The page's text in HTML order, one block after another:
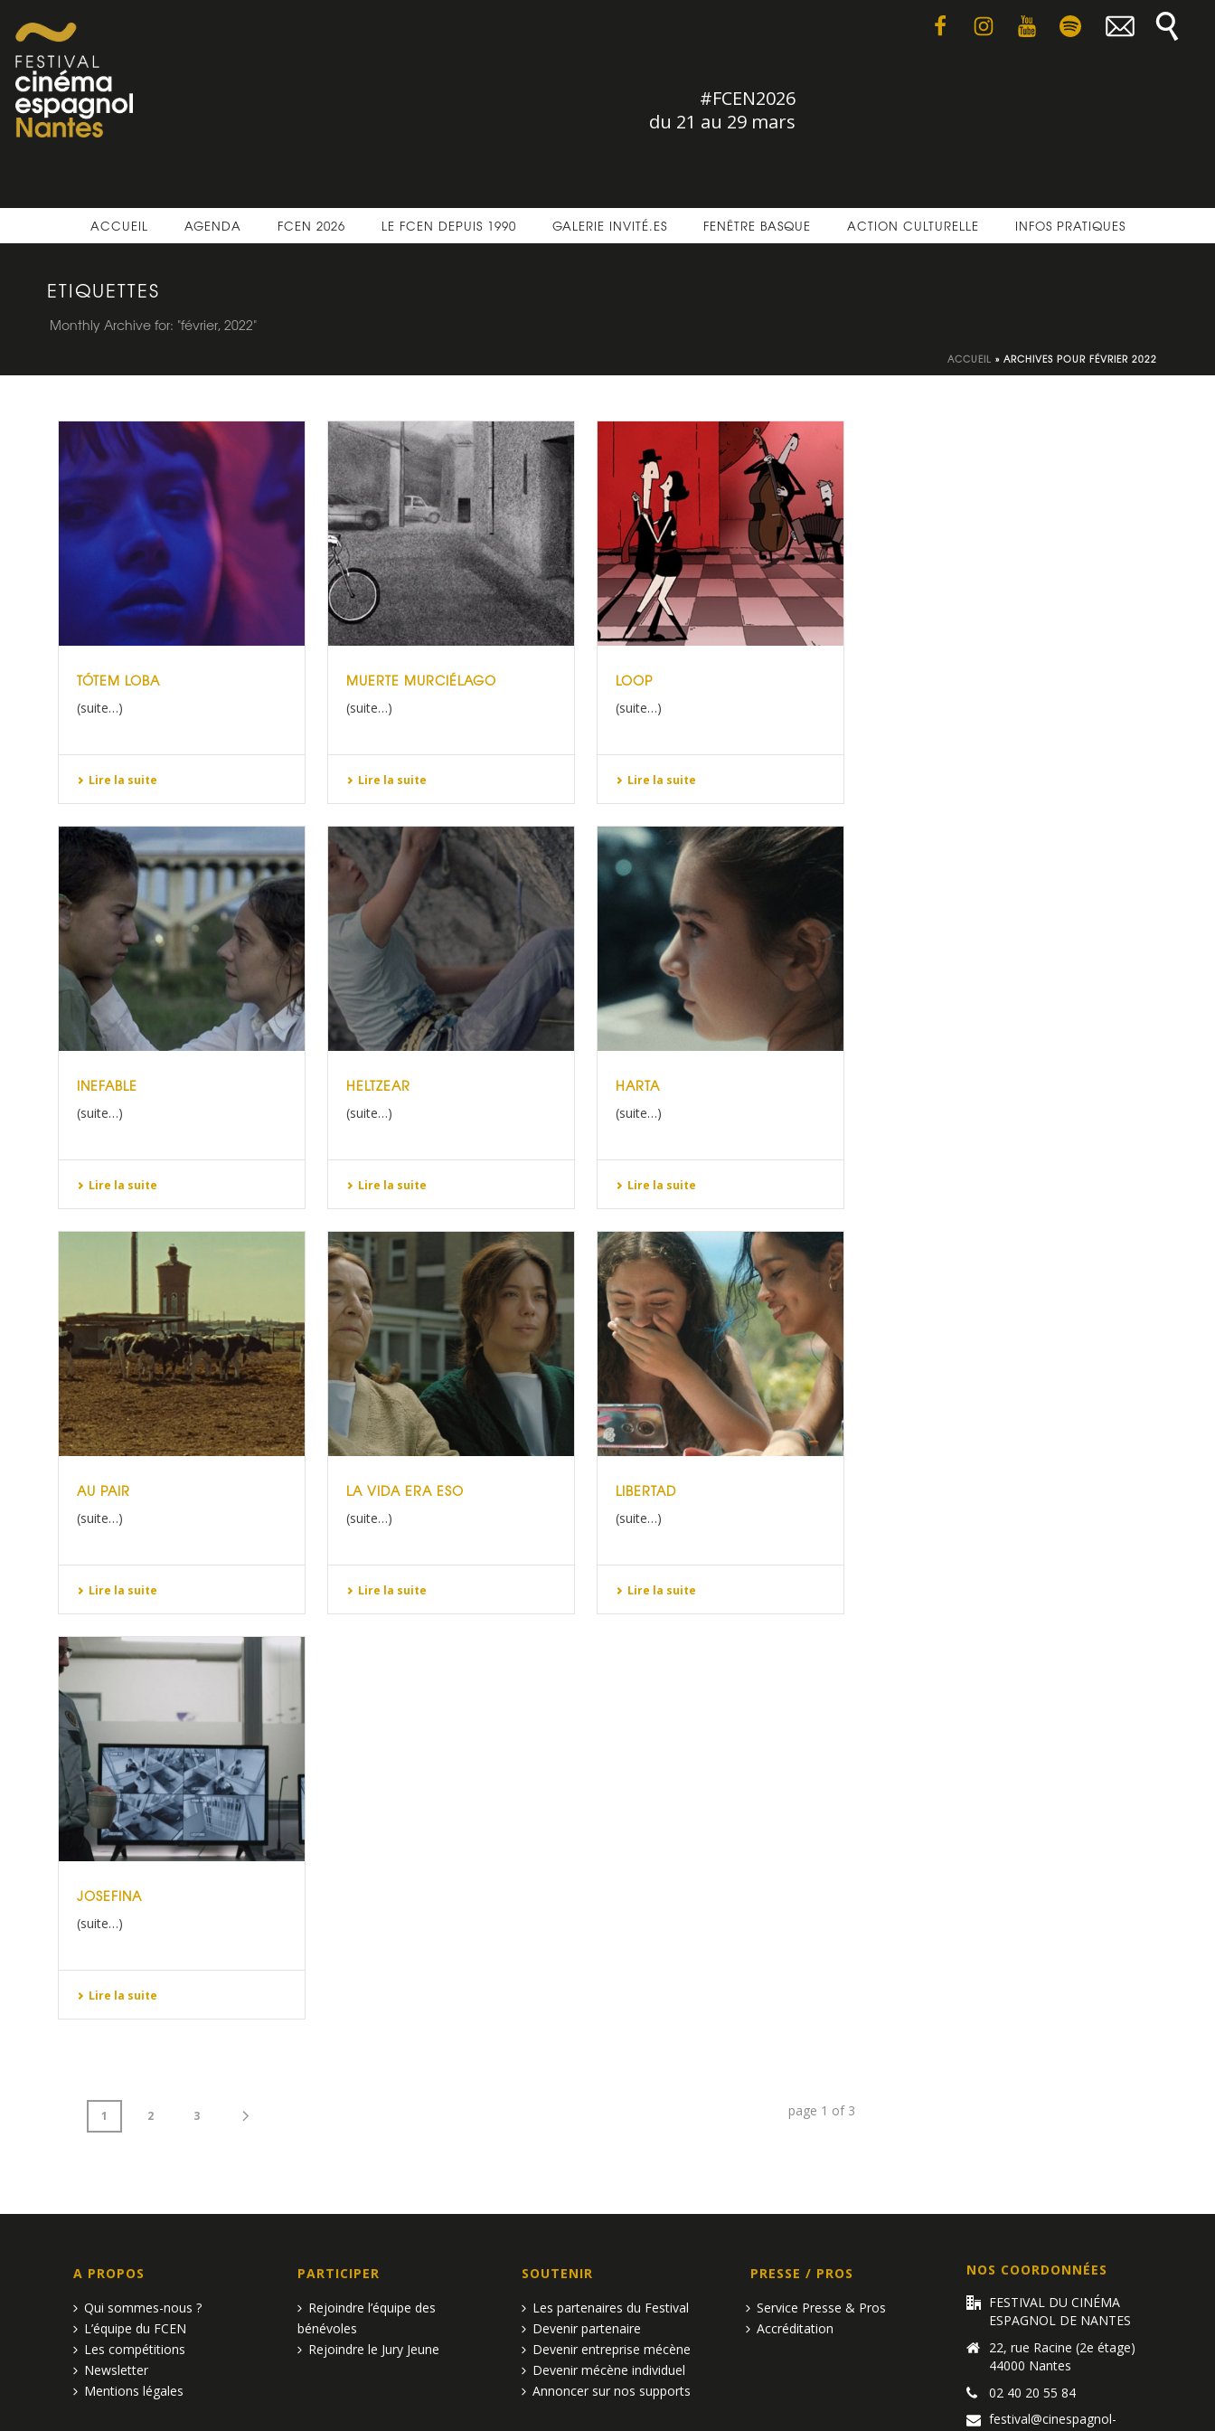
#FCEN2026
du 21 au 29 mars
ACCUEIL AGENDA FCEN 2026 LE FCEN DEPUIS 1990 GALERIE INVITÉ.ES FENÊTRE BASQUE ACTION CULTURELLE INFOS PRATIQUES
ETIQUETTES
Monthly Archive for: "février, 2022"
ACCUEIL » ARCHIVES POUR FÉVRIER 2022
TÓTEM LOBA
(suite…)
Lire la suite
MUERTE MURCIÉLAGO
(suite…)
Lire la suite
LOOP
(suite…)
Lire la suite
INEFABLE
(suite…)
Lire la suite
HELTZEAR
(suite…)
Lire la suite
HARTA
(suite…)
Lire la suite
AU PAIR
(suite…)
Lire la suite
LA VIDA ERA ESO
(suite…)
Lire la suite
LIBERTAD
(suite…)
Lire la suite
JOSEFINA
(suite…)
Lire la suite
1 2 3 page 1 of 3
A PROPOS
Qui sommes-nous ?
L’équipe du FCEN
Les compétitions
Newsletter
Mentions légales
PARTICIPER
Rejoindre l’équipe des
bénévoles
Rejoindre le Jury Jeune
SOUTENIR
Les partenaires du Festival
Devenir partenaire
Devenir entreprise mécène
Devenir mécène individuel
Annoncer sur nos supports
PRESSE / PROS
Service Presse & Pros
Accréditation
NOS COORDONNÉES
FESTIVAL DU CINÉMA
ESPAGNOL DE NANTES
22, rue Racine (2e étage)
44000 Nantes
02 40 20 55 84
festival@cinespagnol-